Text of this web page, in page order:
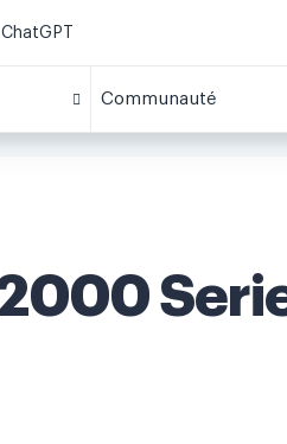
Communauté